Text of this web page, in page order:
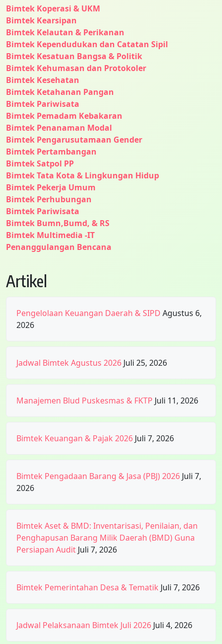
Bimtek Koperasi & UKM
Bimtek Kearsipan
Bimtek Kelautan & Perikanan
Bimtek Kependudukan dan Catatan Sipil
Bimtek Kesatuan Bangsa & Politik
Bimtek Kehumasan dan Protokoler
Bimtek Kesehatan
Bimtek Ketahanan Pangan
Bimtek Pariwisata
Bimtek Pemadam Kebakaran
Bimtek Penanaman Modal
Bimtek Pengarusutamaan Gender
Bimtek Pertambangan
Bimtek Satpol PP
Bimtek Tata Kota & Lingkungan Hidup
Bimtek Pekerja Umum
Bimtek Perhubungan
Bimtek Pariwisata
Bimtek Bumn,Bumd, & RS
Bimtek Multimedia -IT
Penanggulangan Bencana
Artikel
Pengelolaan Keuangan Daerah & SIPD Agustus 6,
2026
Jadwal Bimtek Agustus 2026 Juli 25, 2026
Manajemen Blud Puskesmas & FKTP Juli 11, 2026
Bimtek Keuangan & Pajak 2026 Juli 7, 2026
Bimtek Pengadaan Barang & Jasa (PBJ) 2026 Juli 7,
2026
Bimtek Aset & BMD: Inventarisasi, Penilaian, dan
Penghapusan Barang Milik Daerah (BMD) Guna
Persiapan Audit Juli 7, 2026
Bimtek Pemerintahan Desa & Tematik Juli 7, 2026
Jadwal Pelaksanaan Bimtek Juli 2026 Juli 4, 2026